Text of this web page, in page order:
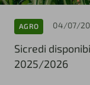
AGRO 04/07/
Sicredi
2025/2026